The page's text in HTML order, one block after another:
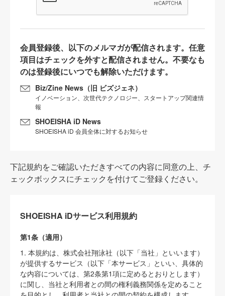
会員登録後、以下のメルマガが配信されます。任意
項目はチェックを外すと配信されません。不要なも
のは登録後にいつでも解除いただけます。
Biz/Zine News（旧 ビズジェネ）
イノベーション、次世代テクノロジー、スタートアップ関連情
報
SHOEISHA iD News
SHOEISHA iD 会員全体に対するお知らせ
下記規約をご確認いただきすべての内容に同意の上、チ
ェックボックスにチェックを付けてご登録ください。
SHOEISHA iDサービス利用規約
第1条（適用）
1. 本規約は、株式会社翔泳社（以下「当社」といいます）
が提供するサービス（以下「本サービス」といい、具体的
な内容については、第2条第1項に定めるとおりとします）
に関し、当社と利用者との間の権利義務関係を定めること